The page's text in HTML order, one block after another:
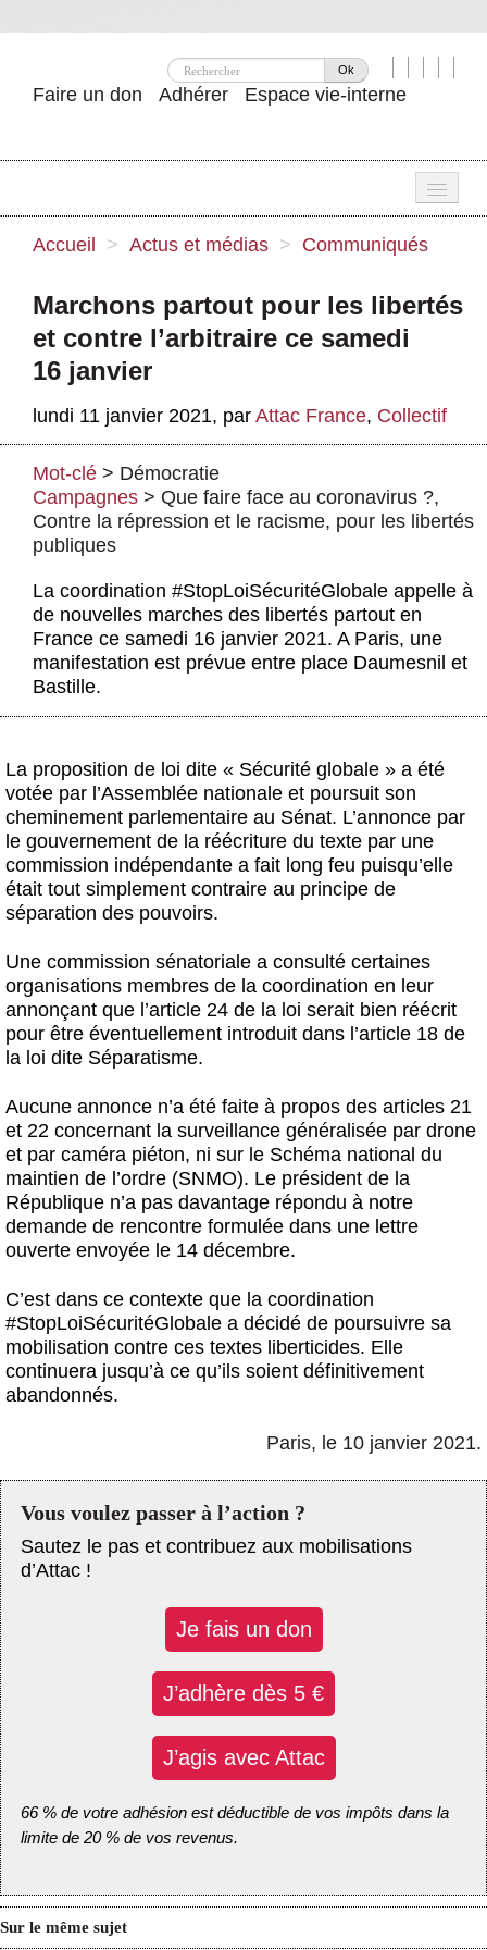
Ok
Faire un don Adhérer Espace vie-interne
Nos idées
Se mobiliser
Publications
Actus et médias
Boutique
Accueil > Actus et médias > Communiqués
Marchons partout pour les libertés
et contre l’arbitraire ce samedi
16 janvier
lundi 11 janvier 2021, par Attac France, Collectif
Mot-clé > Démocratie
Campagnes > Que faire face au coronavirus ?,
Contre la répression et le racisme, pour les libertés
publiques
La coordination #StopLoiSécuritéGlobale appelle à
de nouvelles marches des libertés partout en
France ce samedi 16 janvier 2021. A Paris, une
manifestation est prévue entre place Daumesnil et
Bastille.
La proposition de loi dite « Sécurité globale » a été
votée par l’Assemblée nationale et poursuit son
cheminement parlementaire au Sénat. L’annonce par
le gouvernement de la réécriture du texte par une
commission indépendante a fait long feu puisqu’elle
était tout simplement contraire au principe de
séparation des pouvoirs.
Une commission sénatoriale a consulté certaines
organisations membres de la coordination en leur
annonçant que l’article 24 de la loi serait bien réécrit
pour être éventuellement introduit dans l’article 18 de
la loi dite Séparatisme.
Aucune annonce n’a été faite à propos des articles 21
et 22 concernant la surveillance généralisée par drone
et par caméra piéton, ni sur le Schéma national du
maintien de l’ordre (SNMO). Le président de la
République n’a pas davantage répondu à notre
demande de rencontre formulée dans une lettre
ouverte envoyée le 14 décembre.
C’est dans ce contexte que la coordination
#StopLoiSécuritéGlobale a décidé de poursuivre sa
mobilisation contre ces textes liberticides. Elle
continuera jusqu’à ce qu’ils soient définitivement
abandonnés.
Paris, le 10 janvier 2021.
Vous voulez passer à l’action ?
Sautez le pas et contribuez aux mobilisations
d’Attac !
Je fais un don
J’adhère dès 5 €
J’agis avec Attac
66 % de votre adhésion est déductible de vos impôts dans la
limite de 20 % de vos revenus.
Sur le même sujet